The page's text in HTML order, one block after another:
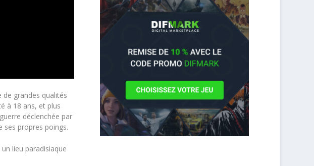
grandes qualités
à 18 ans, et plus
déclenchée par
ses propres poings.
un lieu paradisiaque